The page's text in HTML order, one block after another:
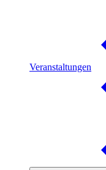
Veranstaltungen